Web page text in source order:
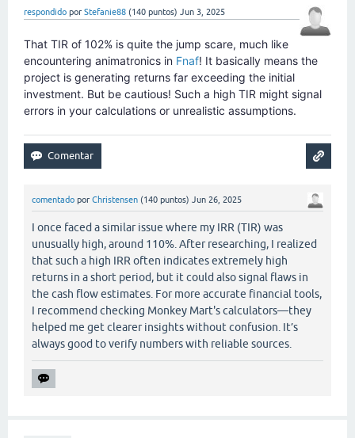
respondido por Stefanie88 (140 puntos) Jun 3, 2025
That TIR of 102% is quite the jump scare, much like
encountering animatronics in Fnaf! It basically means the
project is generating returns far exceeding the initial
investment. But be cautious! Such a high TIR might signal
errors in your calculations or unrealistic assumptions.
comentado por Christensen (140 puntos) Jun 26, 2025
I once faced a similar issue where my IRR (TIR) was
unusually high, around 110%. After researching, I realized
that such a high IRR often indicates extremely high
returns in a short period, but it could also signal flaws in
the cash flow estimates. For more accurate financial tools,
I recommend checking Monkey Mart's calculators—they
helped me get clearer insights without confusion. It’s
always good to verify numbers with reliable sources.